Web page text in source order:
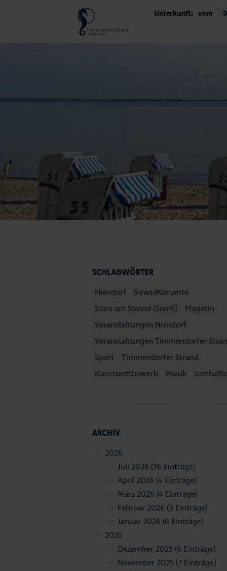
Unterkunft: vom
SCHLAGWÖRTER
Niendorf
StrandKonzerte
Stars am Strand (SamS)
Magazin
Veranstaltungen Niendorf
Veranstaltungen Timmendorfer
Sport
Timmendorfer Strand
Kunstwettbewerb
Musik
ARCHIV
2026
Juli 2026 (16 Einträge)
April 2026 (4 Einträge)
März 2026 (4 Einträge)
Februar 2026 (5 Einträge)
Januar 2026 (6 Einträge)
2025
Dezember 2025 (6 Einträge)
November 2025 (7 Einträge)